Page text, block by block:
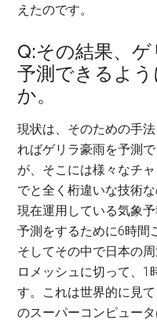
えたのです。
Q:その結果、
予測できるよ
か。
現状は、そのための手
ればゲリラ豪雨を予測
が、そこには様々なチ
でと全く桁違いな技術
現在運用している気象
予測をするために6時間
そしてその中で日本の
ロメッシュに切って、1
す。これは世界的に見
のスーパーコンピュー